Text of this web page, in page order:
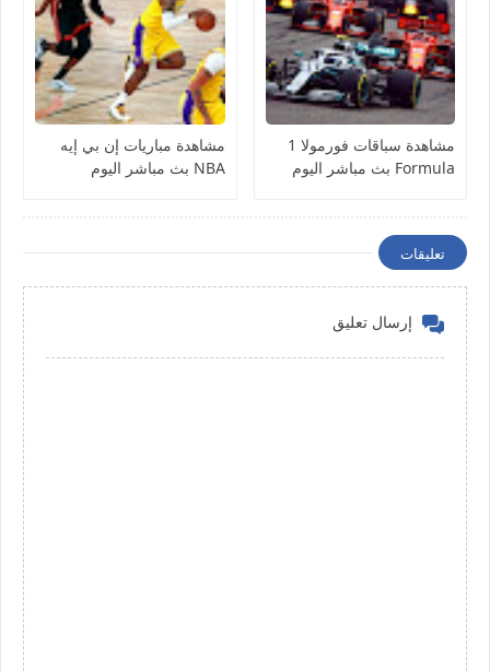
مشاهدة سباقات فورمولا 1
Formula بث مباشر اليوم
مشاهدة مباريات إن بي إيه
NBA بث مباشر اليوم
تعليقات
إرسال تعليق